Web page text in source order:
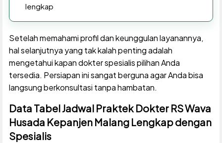
lengkap
Setelah memahami profil dan keunggulan layanannya,
hal selanjutnya yang tak kalah penting adalah
mengetahui kapan dokter spesialis pilihan Anda
tersedia. Persiapan ini sangat berguna agar Anda bisa
langsung berkonsultasi tanpa hambatan.
Data Tabel Jadwal Praktek Dokter RS Wava
Husada Kepanjen Malang Lengkap dengan
Spesialis